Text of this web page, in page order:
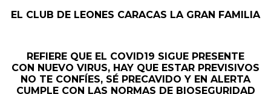
EL CLUB DE LEONES CARACAS LA GRAN FAMILIA
REFIERE QUE EL COVID19 SIGUE PRESENTE
CON NUEVO VIRUS, HAY QUE ESTAR PREVISIVOS
NO TE CONFÍES, SÉ PRECAVIDO Y EN ALERTA
CUMPLE CON LAS NORMAS DE BIOSEGURIDAD